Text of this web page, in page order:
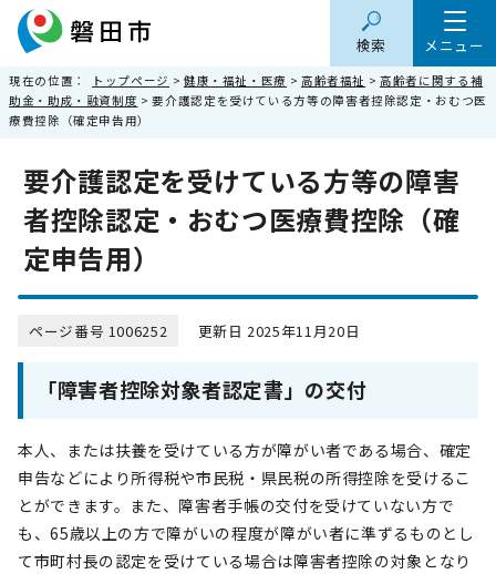
メニュー
検索
現在の位置： トップページ > 健康・福祉・医療 > 高齢者福祉 >高齢者に関する補
助金・助成・融資制度 > 要介護認定を受けている方等の障害者控除認定・おむつ医
療費控除（確定申告用）
要介護認定を受けている方等の障害
者控除認定・おむつ医療費控除（確
定申告用）
ページ番号 1006252 更新日 2025年11月20日
「障害者控除対象者認定書」の交付
本人、または扶養を受けている方が障がい者である場合、確定
申告などにより所得税や市民税・県民税の所得控除を受けるこ
とができます。また、障害者手帳の交付を受けていない方で
も、65歳以上の方で障がいの程度が障がい者に準ずるものとし
て市町村長の認定を受けている場合は障害者控除の対象となり